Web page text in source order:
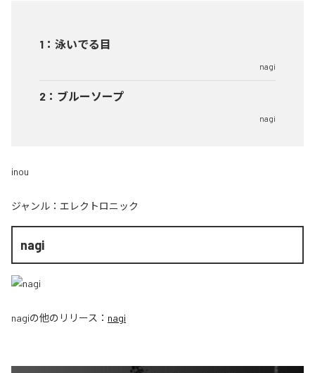
1 ： 泳いでる目
nagi
2 ： ブルーソープ
nagi
inou
ジャンル： エレクトロニック
nagi
nagiの他のリリース： nagi